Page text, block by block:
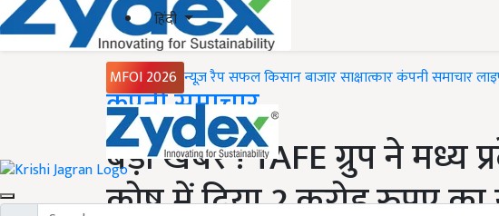
हिंदी
MFOI 2026 न्यूज़ रैपसफल किसानबाजारसाक्षात्कारकंपनी समाचार
Home
कंपनी समाचार
बड़ी खबर ! TAFE ग्रुप ने मध्य
कोष में दिया 2 करोड़ रुपए का